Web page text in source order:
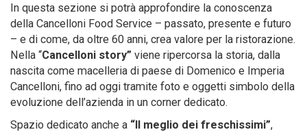
In questa sezione si potrà approfondire la conoscenza
della Cancelloni Food Service – passato, presente e futuro
– e di come, da oltre 60 anni, crea valore per la ristorazione.
Nella “Cancelloni story” viene ripercorsa la storia, dalla
nascita come macelleria di paese di Domenico e Imperia
Cancelloni, fino ad oggi tramite foto e oggetti simbolo della
evoluzione dell’azienda in un corner dedicato.
Spazio dedicato anche a “Il meglio dei freschissimi”,